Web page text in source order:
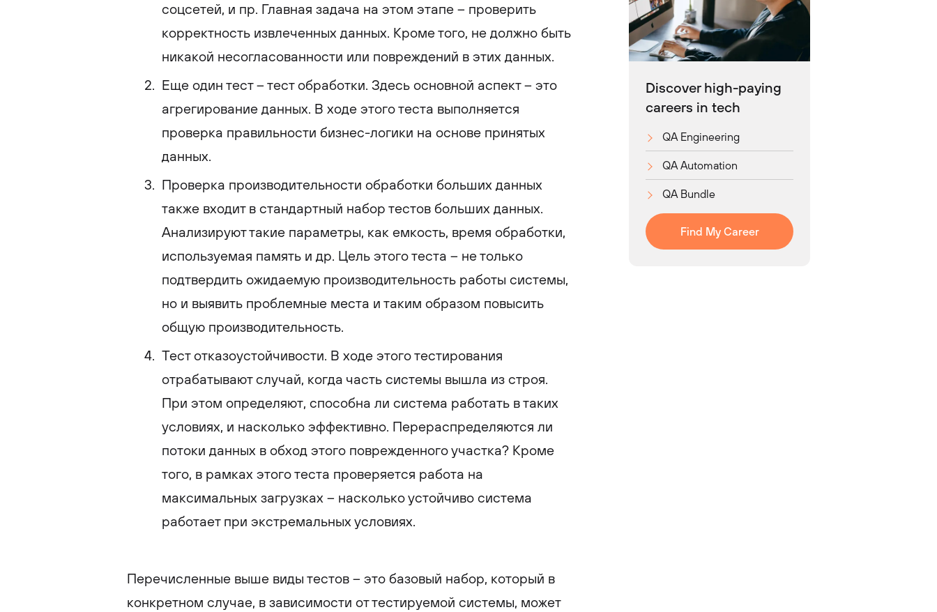
соцсетей, и пр. Главная задача на этом этапе – проверить
корректность извлеченных данных. Кроме того, не должно быть
никакой несогласованности или повреждений в этих данных.
Еще один тест – тест обработки. Здесь основной аспект – это
агрегирование данных. В ходе этого теста выполняется
проверка правильности бизнес-логики на основе принятых
данных.
Проверка производительности обработки больших данных
также входит в стандартный набор тестов больших данных.
Анализируют такие параметры, как емкость, время обработки,
используемая память и др. Цель этого теста – не только
подтвердить ожидаемую производительность работы системы,
но и выявить проблемные места и таким образом повысить
общую производительность.
Тест отказоустойчивости. В ходе этого тестирования
отрабатывают случай, когда часть системы вышла из строя.
При этом определяют, способна ли система работать в таких
условиях, и насколько эффективно. Перераспределяются ли
потоки данных в обход этого поврежденного участка? Кроме
того, в рамках этого теста проверяется работа на
максимальных загрузках – насколько устойчиво система
работает при экстремальных условиях.
Перечисленные выше виды тестов – это базовый набор, который в
конкретном случае, в зависимости от тестируемой системы, может
Discover high-paying
careers in tech
QA Engineering
QA Automation
QA Bundle
Find My Career